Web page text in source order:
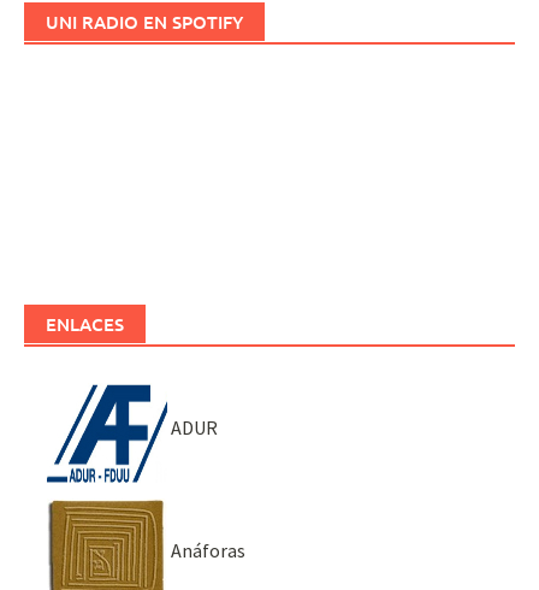
UNI RADIO EN SPOTIFY
ENLACES
ADUR
Anáforas